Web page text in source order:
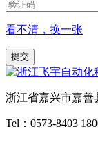
看不清，换一张
浙江省嘉兴市嘉善
Tel：0573-8403